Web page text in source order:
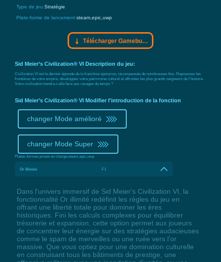
Type de jeu:Stratégie
Plate-forme de lancement:steam,epic,uwp
Télécharger Gamebuff trainer
Sid Meier’s Civilization® VI Description du jeu:
Civilization VI est le dernier épisode de la franchise éponyme, récompensée de nombreuses fois. Repoussez les
frontières de votre empire, développez votre patrimoine culturel et affrontez les plus grands seigneurs de l'histoire.
Votre civilisation tiendra-t-elle face aux ravages du temps ?
Sid Meier’s Civilization® VI Modifier l'introduction de la fonction
changer Mode amélioré
changer Mode Super
Plates-formes prises en charge:steam,epic,uwp
Or illimité F1
Dans l'univers immersif de Sid Meier's Civilization VI, la
fonctionnalité Or illimité redéfinit les règles du jeu en
offrant une liberté totale pour dominer les ères
historiques. Fini les calculs complexes pour équilibrer
trésorerie et expansion, cette option permet aux joueurs
de concentrer leur énergie sur des stratégies audacieuses
comme le spam de merveilles ou une ruée vers l'or
massive. Que vous optiez pour une domination culturelle
en construisant tous les bâtiments de prestige, une